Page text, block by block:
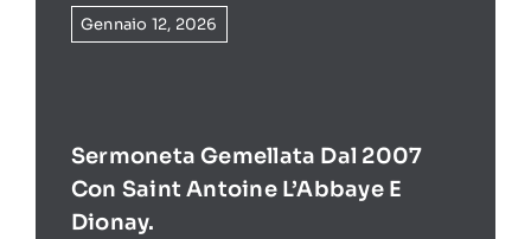
Gennaio 12, 2026
Sermoneta Gemellata Dal 2007
Con Saint Antoine L’Abbaye E
Dionay.